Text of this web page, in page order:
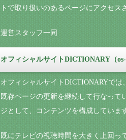
トで取り扱いのあるページにアクセ
運営スタッフ一同
オフィシャルサイトDICTIONARY（
オフィシャルサイトDICTIONARYで
既存ページの更新を継続して行なっ
ジとして、コンテンツを構成していま
既にテレビの視聴時間を大きく上回